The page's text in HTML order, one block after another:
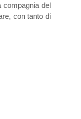
compagnia del
con tanto di